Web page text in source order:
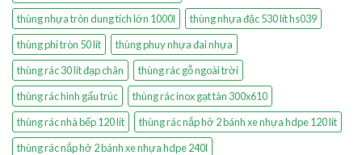
thùng nhựa tròn dung tích lớn 1000l
thùng nhựa đặc 530 lít hs039
thùng phi tròn 50 lít
thùng phuy nhựa đai nhựa
thùng rác 30 lít đạp chân
thùng rác gỗ ngoài trời
thùng rác hình gấu trúc
thùng rác inox gạt tàn 300x610
thùng rác nhà bếp 120 lít
thùng rác nắp hở 2 bánh xe nhựa hdpe 120 lít
thùng rác nắp hở 2 bánh xe nhựa hdpe 240l